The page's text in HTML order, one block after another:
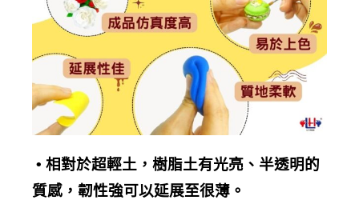
• 相對於超輕土，樹脂土有光亮、半透明的
質感， 韌性強可以延展至很薄。